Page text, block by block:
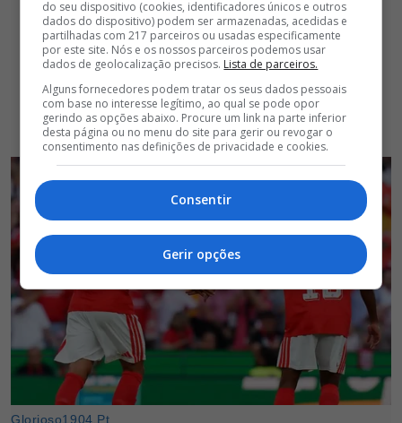
do seu dispositivo (cookies, identificadores únicos e outros
dados do dispositivo) podem ser armazenadas, acedidas e
partilhadas com 217 parceiros ou usadas especificamente
por este site. Nós e os nossos parceiros podemos usar
dados de geolocalização precisos. Lista de parceiros.
Alguns fornecedores podem tratar os seus dados pessoais
com base no interesse legítimo, ao qual se pode opor
gerindo as opções abaixo. Procure um link na parte inferior
desta página ou no menu do site para gerir ou revogar o
consentimento nas definições de privacidade e cookies.
Consentir
Gerir opções